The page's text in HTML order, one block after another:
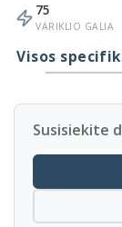
75
VARIKLIO GALIA
Visos
Susisiekite